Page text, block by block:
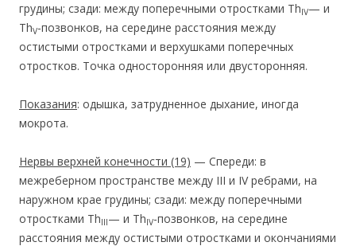
грудины; сзади: между поперечными отростками ThIV— и
ThV-позвонков, на середине расстояния между
остистыми отростками и верхушками поперечных
отростков. Точка односторонняя или двусторонняя.
Показания: одышка, затрудненное дыхание, иногда
мокрота.
Нервы верхней конечности (19) — Спереди: в
межреберном пространстве между III и IV ребрами, на
наружном крае грудины; сзади: между поперечными
отростками ThIII— и ТhIV-позвонков, на середине
расстояния между остистыми отростками и окончаниями